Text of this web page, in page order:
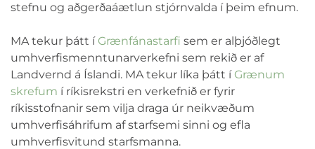
stefnu og aðgerðaáætlun stjórnvalda í þeim efnum.
MA tekur þátt í Grænfánastarfi sem er alþjóðlegt
umhverfismenntunarverkefni sem rekið er af
Landvernd á Íslandi. MA tekur líka þátt í Grænum
skrefum í ríkisrekstri en verkefnið er fyrir
ríkisstofnanir sem vilja draga úr neikvæðum
umhverfisáhrifum af starfsemi sinni og efla
umhverfisvitund starfsmanna.